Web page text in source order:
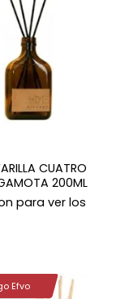
CUATRO
200ML
para ver los
Efvo